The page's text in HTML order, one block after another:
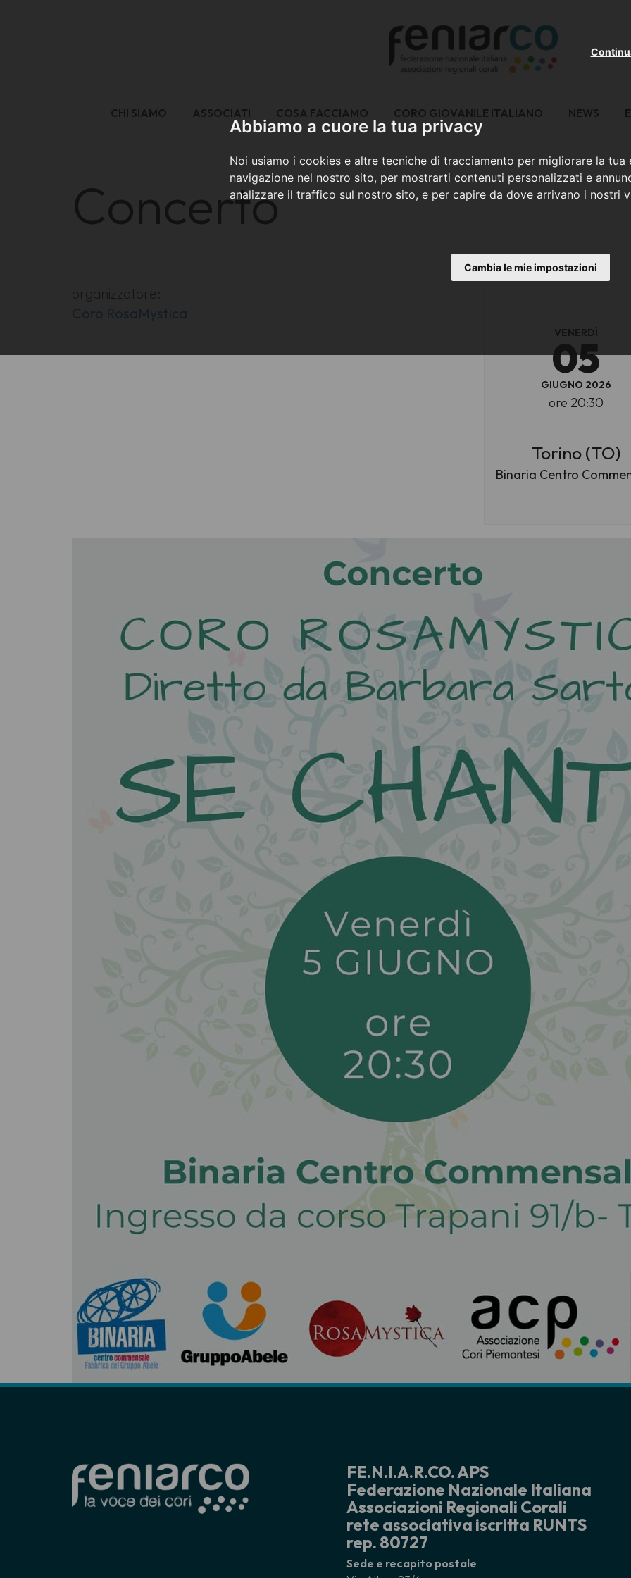
Abbiamo a cuore la tua privacy
Noi usiamo i cookies e altre tecniche di tracciamento per migliorare la tua
navigazione nel nostro sito, per mostrarti contenuti personalizzati e
analizzare il traffico sul nostro sito, e per capire da dove arrivano i nostri
Cambia le mie impostazioni
CHI SIAMO ASSOCIATI COSA FACCIAMO CORO GIOVANILE ITALIANO NEWS
Concerto
organizzatore:
Coro RosaMystica
VENERDÌ
05
GIUGNO 2026
ore 20:30
Torino (TO)
Binaria Centro
FE.N.I.A.R.CO. APS
Federazione Nazionale Italiana
Associazioni Regionali Corali
rete associativa iscritta RUNTS
rep. 80727
Sede e recapito postale